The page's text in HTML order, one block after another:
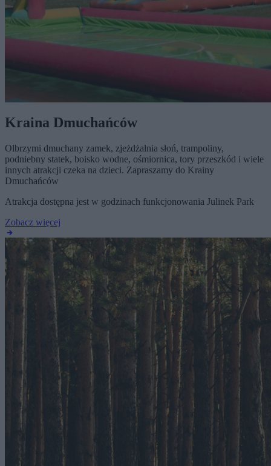
Kraina Dmuchańców
Olbrzymi dmuchany zamek, zjeżdżalnia słoń, trampoliny,
podniebny statek, boisko wodne, ośmiornica, tory przeszkód i wiele
innych atrakcji czeka na dzieci. Zapraszamy do Krainy
Dmuchańców
Atrakcja dostępna jest w godzinach funkcjonowania Julinek Park
Zobacz więcej